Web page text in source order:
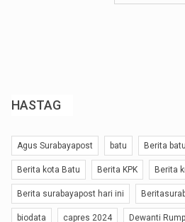
HASTAG
Agus Surabayapost batu Berita batu
Berita kota Batu Berita KPK Berita
Berita surabayapost hari ini
biodata capres 2024 Dewanti